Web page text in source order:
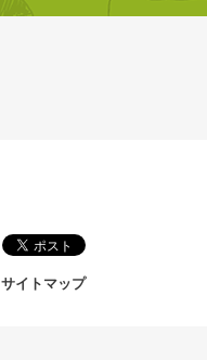
サイトマップ